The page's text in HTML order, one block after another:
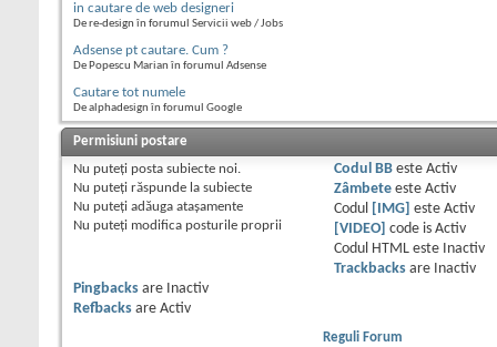
in cautare de web designeri
De re-design în forumul Servicii web / Jobs
Adsense pt cautare. Cum ?
De Popescu Marian în forumul Adsense
Cautare tot numele
De alphadesign în forumul Google
Permisiuni postare
Nu puteţi posta subiecte noi.
Nu puteţi răspunde la subiecte
Nu puteţi adăuga ataşamente
Nu puteţi modifica posturile proprii
Codul BBeste Activ
Zâmbeteeste Activ
Codul
[IMG] este Activ
[VIDEO]
code is Activ
Codul HTML este
Inactiv
Trackbacksare
Inactiv
Pingbacks are
Inactiv
Refbacks are Activ
Reguli Forum